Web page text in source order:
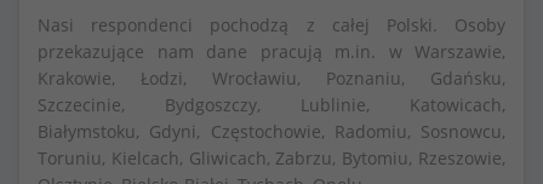
Nasi respondenci pochodzą z całej Polski. Osoby
przekazujące nam dane pracują m.in. w Warszawie,
Krakowie, Łodzi, Wrocławiu, Poznaniu, Gdańsku,
Szczecinie, Bydgoszczy, Lublinie, Katowicach,
Białymstoku, Gdyni, Częstochowie, Radomiu, Sosnowcu,
Toruniu, Kielcach, Gliwicach, Zabrzu, Bytomiu, Rzeszowie,